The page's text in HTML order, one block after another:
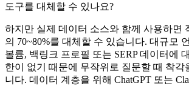
도구를 대체할 수 있나요?
하지만 실제 데이터 소스와 함께 사용하면
의 70~80%를 대체할 수 있습니다. 대규모
볼륨, 백링크 프로필 또는 SERP 데이터에
한이 없기 때문에 무작위로 질문할 때 착각
니다. 데이터 계층을 위해 ChatGPT 또는